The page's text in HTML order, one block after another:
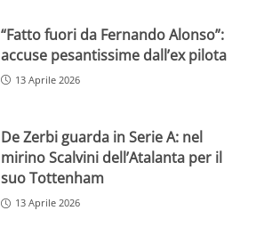
“Fatto fuori da Fernando Alonso”:
accuse pesantissime dall’ex pilota
13 Aprile 2026
De Zerbi guarda in Serie A: nel
mirino Scalvini dell’Atalanta per il
suo Tottenham
13 Aprile 2026